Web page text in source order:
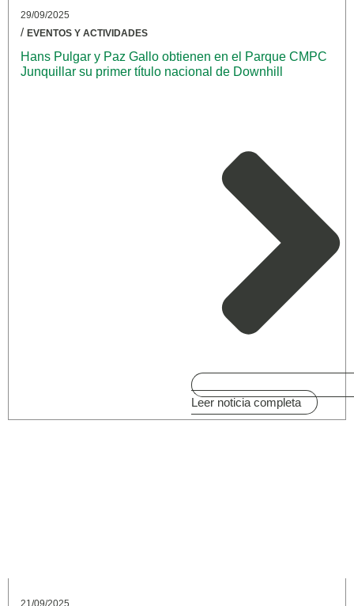
29/09/2025
/ EVENTOS Y ACTIVIDADES
Hans Pulgar y Paz Gallo obtienen en el Parque CMPC
Junquillar su primer título nacional de Downhill
Leer noticia completa